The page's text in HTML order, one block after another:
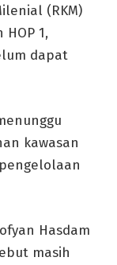
(RKM)
1,
dapat
kawasan
Hasdam
masih